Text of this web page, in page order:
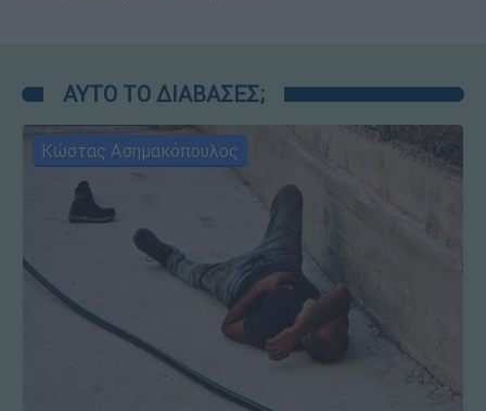
ΑΥΤΟ ΤΟ ΔΙΑΒΑΣΕΣ;
Κώστας Ασημακόπουλος